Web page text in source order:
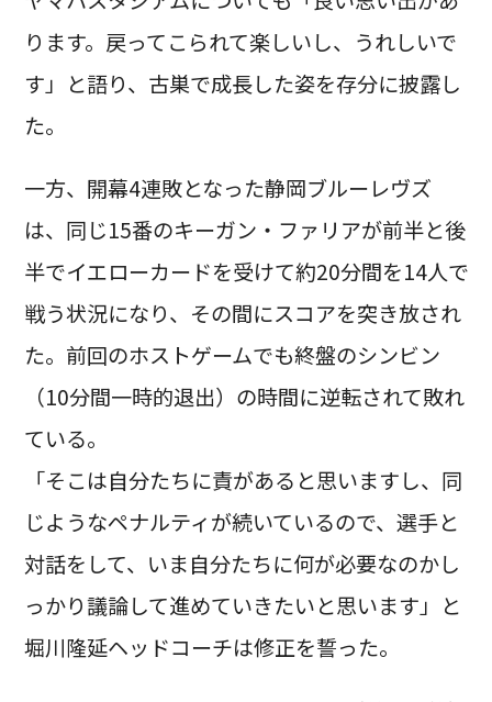
ります。戻ってこられて楽しいし、うれしいで
す」と語り、古巣で成長した姿を存分に披露し
た。
一方、開幕4連敗となった静岡ブルーレヴズ
は、同じ15番のキーガン・ファリアが前半と後
半でイエローカードを受けて約20分間を14人で
戦う状況になり、その間にスコアを突き放され
た。前回のホストゲームでも終盤のシンビン
（10分間一時的退出）の時間に逆転されて敗れ
ている。
「そこは自分たちに責があると思いますし、同
じようなペナルティが続いているので、選手と
対話をして、いま自分たちに何が必要なのかし
っかり議論して進めていきたいと思います」と
堀川隆延ヘッドコーチは修正を誓った。